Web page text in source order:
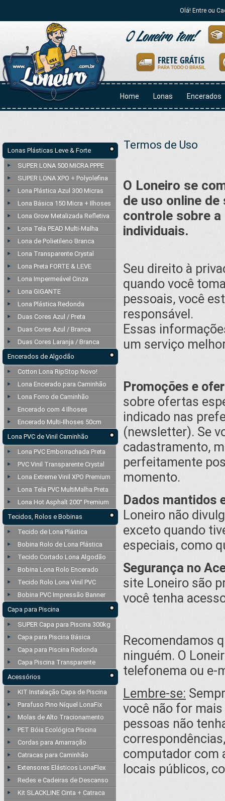
Olá! Entre ou
Home Lonas Encerados
Lonas Plásticas Leve & Forte
SUPER LONA 500 MICRA PPPE
SUPER LONA XPO + Polyolefina
Lona Plástica Azul 300 Micras
Lona Básica 150 Micra + Ilhoses
Lona Grow Metalizada Refletiva
Lona Tela PEAD Multi-Malha
Lona de Polietileno Branca
Lona Transparente Crystal
Lona Preta FORTE & LEVE
Lona Impermeável Cinza
Lona GIGANTE
Lona Plástica Redonda
Duas Cores Azul / Preta
Duas Cores Azul / Branca
Duas Cores Laranja / Branca
Encerados de Algodão
Cotton Lona RipStop Novo!
Lona Encerado para Caminhão
Lona Forro de Caminhão
Encerado com 4 Ilhoses
Encerado Multi-Ilhoses 50cm
Lona PVC de Vinil Caminhão
Lona PVC Emborrachada Preta
PVC Vinil Transparente Crystal
Lona Extreme Vinil XPO Premium
Lona Tela PVC MultiMalha Preta
Lona Hot Asphalt 200° Premium
Tecidos, Rolos e Bobinas
Tecido de Lona Plástica
Bobina Rolo de Lona Plástica
Tecido Cortado Lona Algodão
Bobina Lona Rolo Encerado
Tecido Rolo Lona Vinil PVC
Bobina PVC Impressão Banner
Capa para Piscina
SUPER Capa para Piscina 300kg
Capa para Piscina Básica
Capa para Piscina Redonda
Capa Piscina Transparente
Acessórios
KIT Instalação Capa de Piscina
Parafuso Pino Níquel LonaFix
Molas de Alto Tracionamento
PET Bóia Ecológica Piscina
Cordas para Amarração
Catracas para Caminhão
Extensores Elásticos LonaFlex
Redes e Cadeiras de Descanso
Kit SLACKLINE Cinta + Catraca
Termos de Uso
O Loneiro se
de uso online
controle sobre
individuais.
Seu direito à
quando você
pessoais, você
responsável.
Essas
um serviço
Promoções e
sobre ofertas
indicado nas
(newsletter). Se
cadastramento,
perfeitamente
momento.
Dados mantidos
Loneiro não
exceto quando
especiais, como
Segurança no
site Loneiro são
você tenha
Recomendamos
ninguém. O
telefonema ou e-
Lembre-se:
você não for
pessoas não
computador com
locais públicos,